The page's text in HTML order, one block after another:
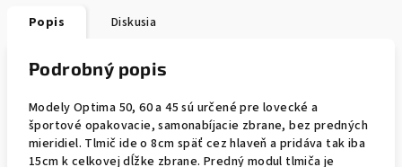
Popis Diskusia
Podrobný popis
Modely Optima 50, 60 a 45 sú určené pre lovecké a
športové opakovacie, samonabíjacie zbrane, bez predných
mieridiel. Tlmič ide o 8cm späť cez hlaveň a pridáva tak iba
15cm k celkovej dĺžke zbrane. Predný modul tlmiča je